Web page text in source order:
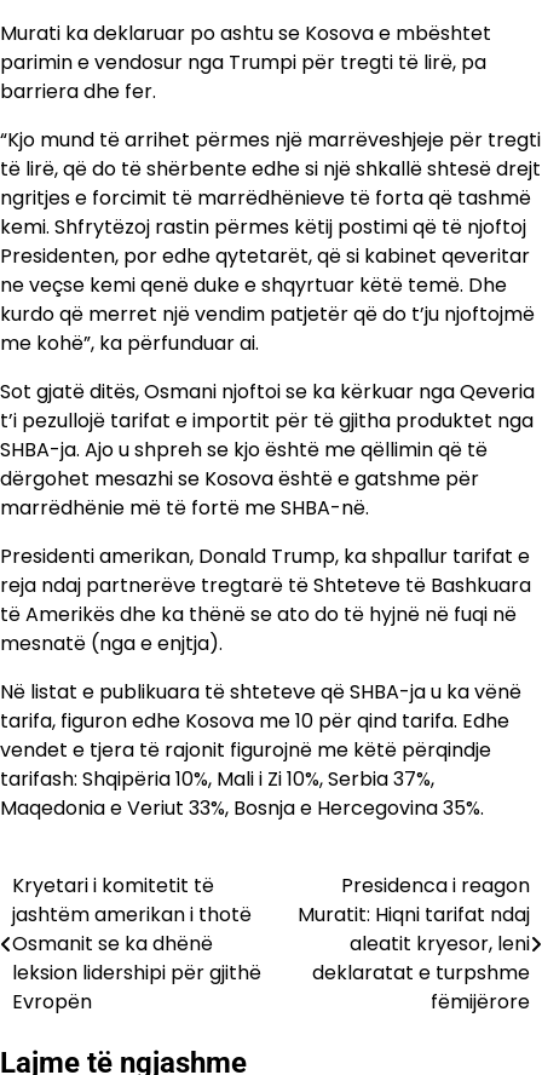
Murati ka deklaruar po ashtu se Kosova e mbështet
parimin e vendosur nga Trumpi për tregti të lirë, pa
barriera dhe fer.
“Kjo mund të arrihet përmes një marrëveshjeje për tregti
të lirë, që do të shërbente edhe si një shkallë shtesë drejt
ngritjes e forcimit të marrëdhënieve të forta që tashmë
kemi. Shfrytëzoj rastin përmes këtij postimi që të njoftoj
Presidenten, por edhe qytetarët, që si kabinet qeveritar
ne veçse kemi qenë duke e shqyrtuar këtë temë. Dhe
kurdo që merret një vendim patjetër që do t’ju njoftojmë
me kohë”, ka përfunduar ai.
Sot gjatë ditës, Osmani njoftoi se ka kërkuar nga Qeveria
t’i pezullojë tarifat e importit për të gjitha produktet nga
SHBA-ja. Ajo u shpreh se kjo është me qëllimin që të
dërgohet mesazhi se Kosova është e gatshme për
marrëdhënie më të fortë me SHBA-në.
Presidenti amerikan, Donald Trump, ka shpallur tarifat e
reja ndaj partnerëve tregtarë të Shteteve të Bashkuara
të Amerikës dhe ka thënë se ato do të hyjnë në fuqi në
mesnatë (nga e enjtja).
Në listat e publikuara të shteteve që SHBA-ja u ka vënë
tarifa, figuron edhe Kosova me 10 për qind tarifa. Edhe
vendet e tjera të rajonit figurojnë me këtë përqindje
tarifash: Shqipëria 10%, Mali i Zi 10%, Serbia 37%,
Maqedonia e Veriut 33%, Bosnja e Hercegovina 35%.
Lëvizje
te
postimet
Kryetari i komitetit të
jashtëm amerikan i thotë
Osmanit se ka dhënë
leksion lidershipi për gjithë
Evropën
Presidenca i reagon
Muratit: Hiqni tarifat ndaj
aleatit kryesor, leni
deklaratat e turpshme
fëmijërore
Lajme të ngjashme